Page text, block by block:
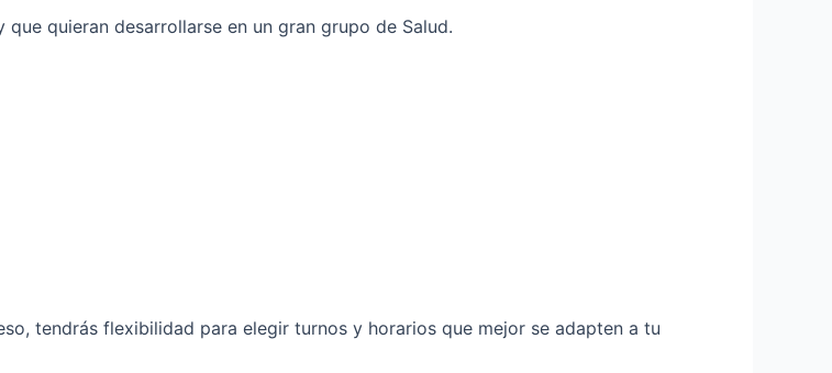
quieran desarrollarse en un gran grupo de Salud.
tendrás flexibilidad para elegir turnos y horarios que mejor se adapten a tu